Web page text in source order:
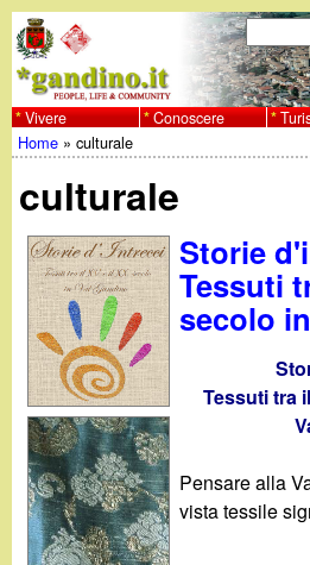
al
contenuto
w
w
w
g
a
n
d
F
o
r
d
i
r
e
r
C
e
r
c
Vivere Conoscere
sei
qui
Home »culturale
culturale
Storie
Tessuti
secolo
Tessuti tra
Pensare alla
vista tessile